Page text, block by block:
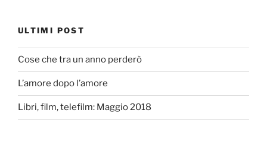
ULTIMI POST
Cose che tra un anno perderò
L’amore dopo l’amore
Libri, film, telefilm: Maggio 2018